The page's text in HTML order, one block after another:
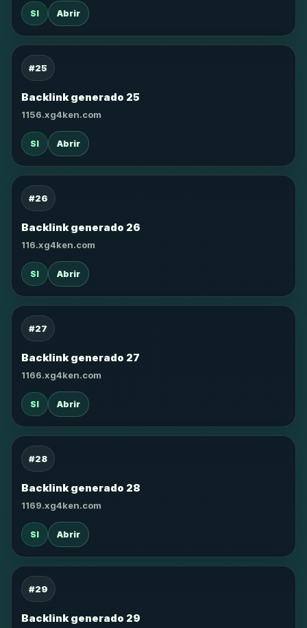
SI Abrir
#25
Backlink generado 25
1156.xg4ken.com
SI Abrir
#26
Backlink generado 26
116.xg4ken.com
SI Abrir
#27
Backlink generado 27
1166.xg4ken.com
SI Abrir
#28
Backlink generado 28
1169.xg4ken.com
SI Abrir
#29
Backlink generado 29